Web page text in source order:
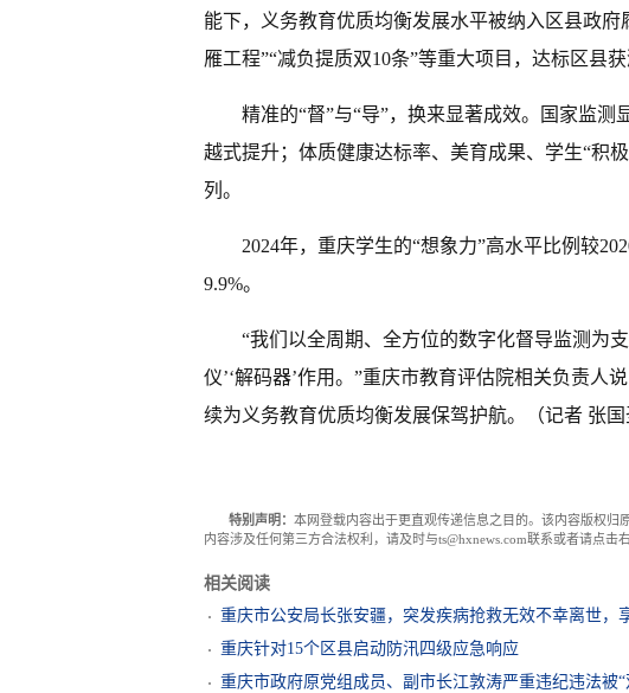
能下，义务教育优质均衡发展水平被纳入区县政
雁工程”“减负提质双10条”等重大项目，达标区县
精准的“督”与“导”，换来显著成效。国家监
越式提升；体质健康达标率、美育成果、学生“积
列。
2024年，重庆学生的“想象力”高水平比例较
9.9%。
“我们以全周期、全方位的数字化督导监测为
仪’‘解码器’作用。”重庆市教育评估院相关负责人
续为义务教育优质均衡发展保驾护航。
（记者 张国
特别声明： 本网登载内容出于更直观传递信息之目的。该内容版权
内容涉及任何第三方合法权利，请及时与ts@hxnews.com联系或者请点击
相关阅读
重庆市公安局长张安疆，突发疾病抢救无效不幸离世，
重庆针对15个区县启动防汛四级应急响应
重庆市政府原党组成员、副市长江敦涛严重违纪违法被“